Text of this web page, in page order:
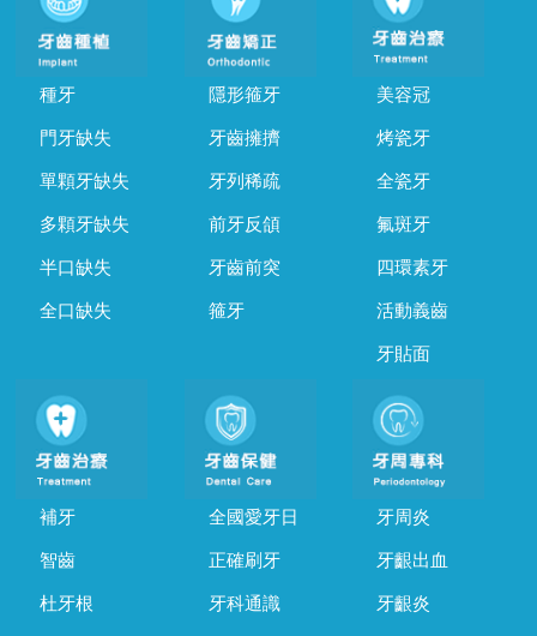
種牙
門牙缺失
單顆牙缺失
多顆牙缺失
半口缺失
全口缺失
隱形箍牙
牙齒擁擠
牙列稀疏
前牙反頜
牙齒前突
箍牙
美容冠
烤瓷牙
全瓷牙
氟斑牙
四環素牙
活動義齒
牙貼面
補牙
智齒
杜牙根
全國愛牙日
正確刷牙
牙科通識
牙周炎
牙齦出血
牙齦炎